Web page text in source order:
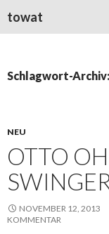
towat
Schlagwort-
NEU
OTTO
NOVEMBER 12, 2013
KOMMENTAR